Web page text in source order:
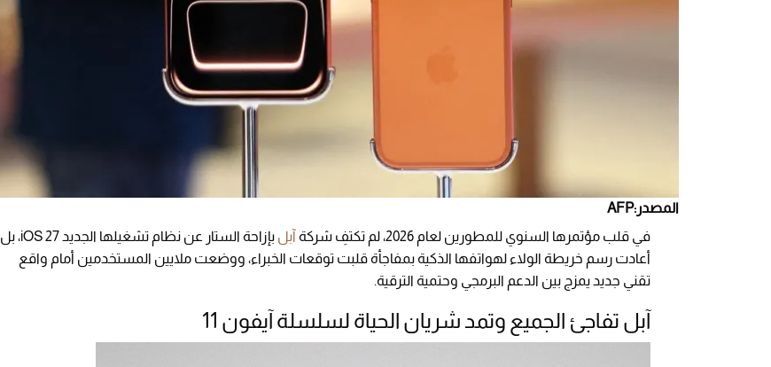
المصدر:AFP
في قلب مؤتمرها السنوي للمطورين لعام 2026، لم تكتفِ شركة
آبل
بإزاحة الستار عن نظام تشغيلها الجديد iOS 27، بل
أعادت رسم خريطة الولاء لهواتفها الذكية بمفاجأة قلبت توقعات الخبراء، ووضعت ملايين المستخدمين أمام واقع
تقني جديد يمزج بين الدعم البرمجي وحتمية الترقية.
آبل تفاجئ الجميع وتمد شريان الحياة لسلسلة آيفون 11